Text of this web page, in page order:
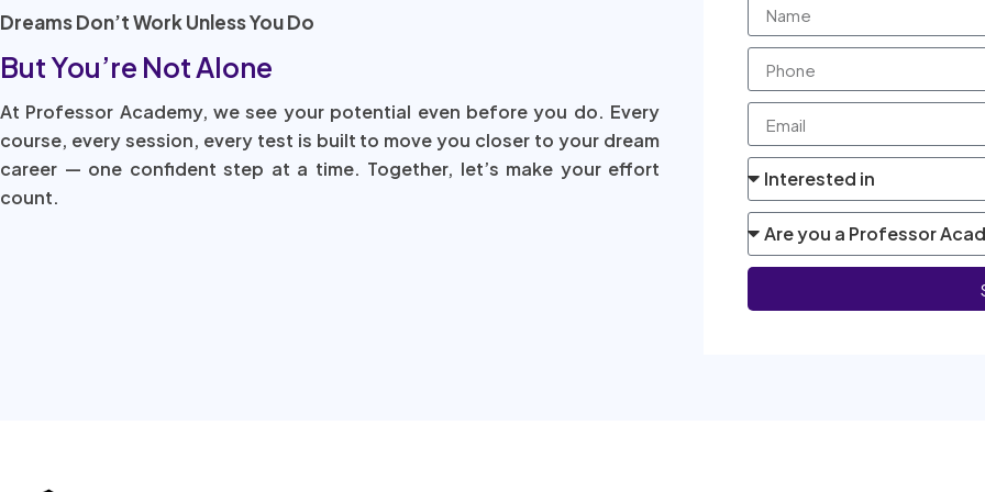
Dreams Don’t Work Unless You Do
But You’re Not Alone
At Professor Academy, we see your potential even before you do. Every
course, every session, every test is built to move you closer to your dream
career — one confident step at a time. Together, let’s make your effort
count.